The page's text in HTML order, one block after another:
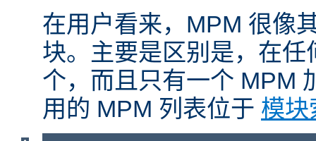
在用户看来，MPM 很像
块。主要是区别是，在任
个，而且只有一个 MPM
用的 MPM 列表位于 模块